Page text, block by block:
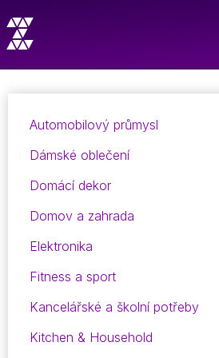
Automobilový průmysl
Dámské oblečení
Domácí dekor
Domov a zahrada
Elektronika
Fitness a sport
Kancelářské a školní potřeby
Kitchen & Household